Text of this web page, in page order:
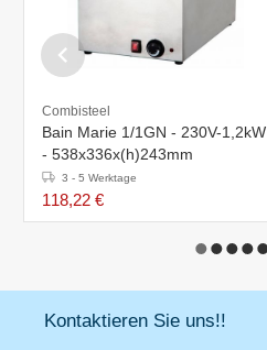
Combisteel
Bain Marie 1/1GN - 230V-1,2kW
- 538x336x(h)243mm
3 - 5 Werktage
118,22 €
Kontaktieren Sie uns!!